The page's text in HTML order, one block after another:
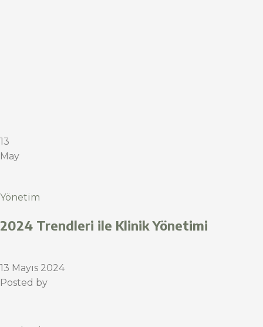
13
May
Yönetim
2024 Trendleri ile Klinik Yönetimi
13 Mayıs 2024
Posted by